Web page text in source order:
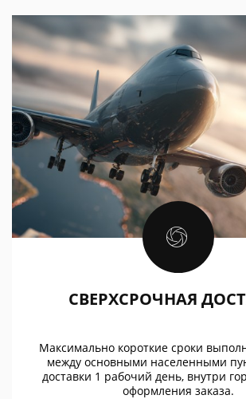
СВЕРХСРОЧНАЯ
Максимально короткие сроки
между основными населенными
доставки 1 рабочий день, внутри
оформления заказа.